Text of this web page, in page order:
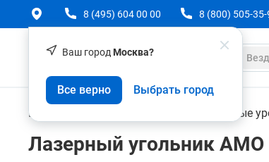
Ваш город Москва?
Все верно Выбрать город
8 (495) 604 00 00 8 (800) 505-35-
Геодезическое оборудование Лазерные
Лазерный угольник
Лазерный угольник AMO LS 90 с
О товаре ХарактеристикиАксессуары